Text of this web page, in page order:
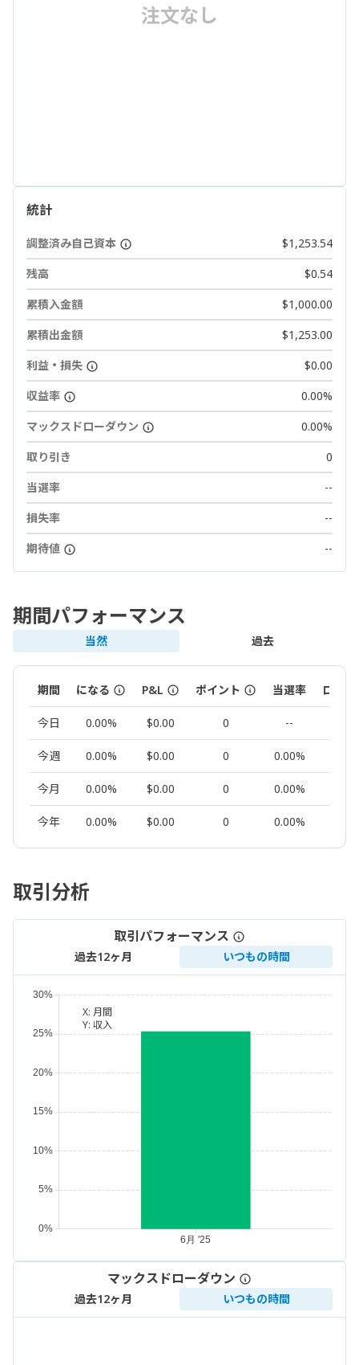
注文なし
統計
調整済み自己資本
$1,253.54
残高
$0.54
累積入金額
$1,000.00
累積出金額
$1,253.00
利益・損失
$0.00
収益率
0.00%
マックスドローダウン
0.00%
取り引き
0
当選率
--
損失率
--
期待値
--
期間パフォーマンス
当然 過去
期間 になる P&L ポイント 当選率 ロット
今日 0.00% $0.00 0 --
今週 0.00% $0.00 0 0.00%
今月 0.00% $0.00 0 0.00%
今年 0.00% $0.00 0 0.00%
取引分析
取引パフォーマンス
過去12ヶ月 いつもの時間
X: 月間
Y: 収入
マックスドローダウン
過去12ヶ月 いつもの時間